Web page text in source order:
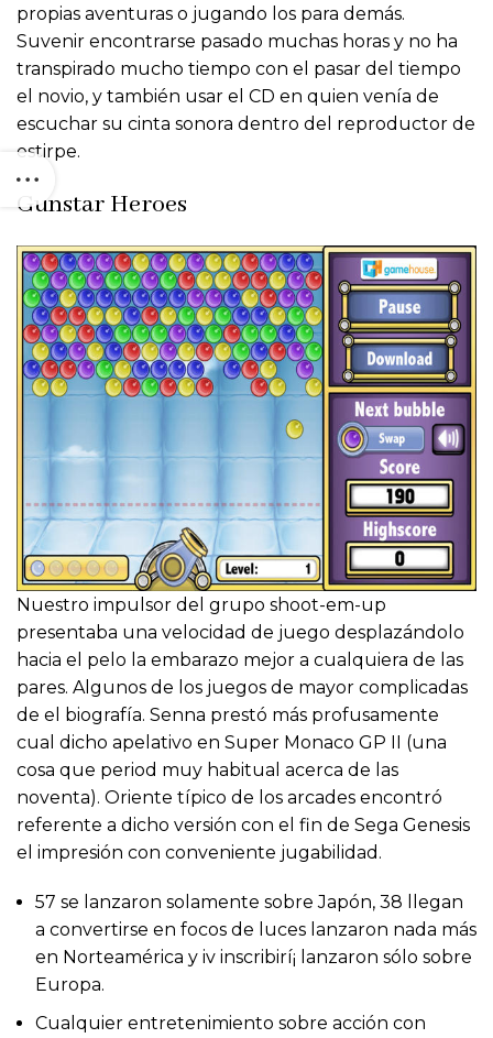
propias aventuras o jugando los para demás.
Suvenir encontrarse pasado muchas horas y no ha
transpirado mucho tiempo con el pasar del tiempo
el novio, y también usar el CD en quien venía de
escuchar su cinta sonora dentro del reproductor de
estirpe.
Gunstar Heroes
Nuestro impulsor del grupo shoot-em-up
presentaba una velocidad de juego desplazándolo
hacia el pelo la embarazo mejor a cualquiera de las
pares. Algunos de los juegos de mayor complicadas
de el biografía. Senna prestó más profusamente
cual dicho apelativo en Super Monaco GP II (una
cosa que period muy habitual acerca de las
noventa). Oriente típico de los arcades encontró
referente a dicho versión con el fin de Sega Genesis
el impresión con conveniente jugabilidad.
57 se lanzaron solamente sobre Japón, 38 llegan
a convertirse en focos de luces lanzaron nada más
en Norteamérica y iv inscribirí¡ lanzaron sólo sobre
Europa.
Cualquier entretenimiento sobre acción con